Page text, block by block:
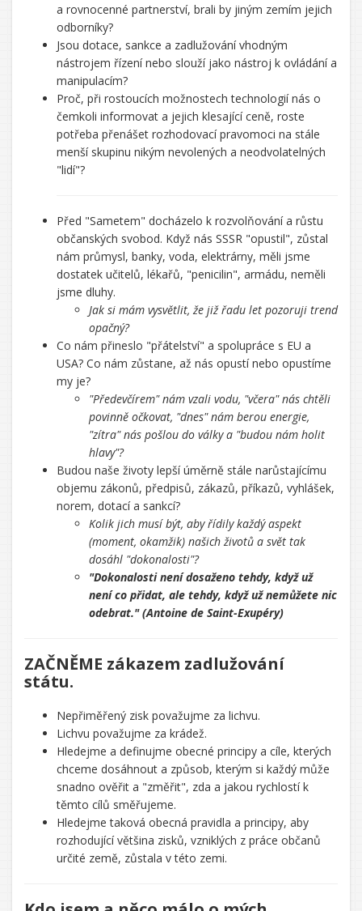
a rovnocenné partnerství, brali by jiným zemím jejich
odborníky?
Jsou dotace, sankce a zadlužování vhodným
nástrojem řízení nebo slouží jako nástroj k ovládání a
manipulacím?
Proč, při rostoucích možnostech technologií nás o
čemkoli informovat a jejich klesající ceně, roste
potřeba přenášet rozhodovací pravomoci na stále
menší skupinu nikým nevolených a neodvolatelných
"lidí"?
Před "Sametem" docházelo k rozvolňování a růstu
občanských svobod. Když nás SSSR "opustil", zůstal
nám průmysl, banky, voda, elektrárny, měli jsme
dostatek učitelů, lékařů, "penicilin", armádu, neměli
jsme dluhy.
Jak si mám vysvětlit, že již řadu let pozoruji trend
opačný?
Co nám přineslo "přátelství" a spolupráce s EU a
USA? Co nám zůstane, až nás opustí nebo opustíme
my je?
"Předevčírem" nám vzali vodu, "včera" nás chtěli
povinně očkovat, "dnes" nám berou energie,
"zítra" nás pošlou do války a "budou nám holit
hlavy"?
Budou naše životy lepší úměrně stále narůstajícímu
objemu zákonů, předpisů, zákazů, příkazů, vyhlášek,
norem, dotací a sankcí?
Kolik jich musí být, aby řídily každý aspekt
(moment, okamžik) našich životů a svět tak
dosáhl "dokonalosti"?
"Dokonalosti není dosaženo tehdy, když už
není co přidat, ale tehdy, když už nemůžete nic
odebrat." (Antoine de Saint-Exupéry)
ZAČNĚME zákazem zadlužování
státu.
Nepřiměřený zisk považujme za lichvu.
Lichvu považujme za krádež.
Hledejme a definujme obecné principy a cíle, kterých
chceme dosáhnout a způsob, kterým si každý může
snadno ověřit a "změřit", zda a jakou rychlostí k
těmto cílů směřujeme.
Hledejme taková obecná pravidla a principy, aby
rozhodující většina zisků, vzniklých z práce občanů
určité země, zůstala v této zemi.